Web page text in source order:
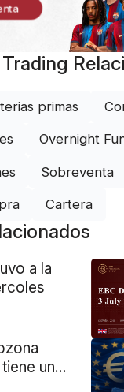
primas
Overnight
Sobreventa
Cartera
a la
una